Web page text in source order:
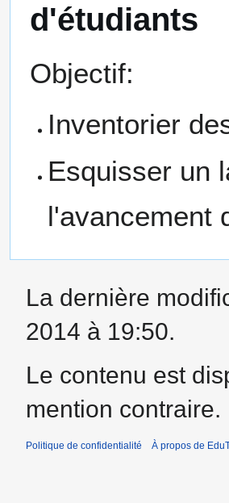
d'étudiants
Objectif:
Inventorier
Esquisser un
l'avancement
La dernière
2014 à 19:50.
Le contenu est
mention contraire.
Politique de confidentialité À propos de